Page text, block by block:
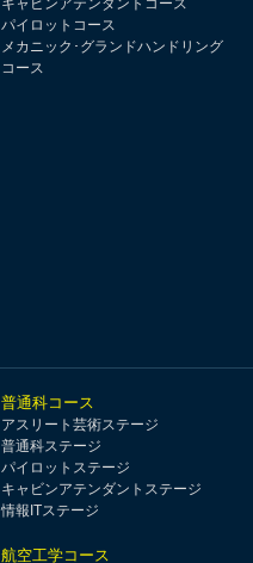
キャビンアテンダントコース
パイロットコース
メカニック･グランドハンドリング
コース
普通科コース
アスリート芸術ステージ
普通科ステージ
パイロットステージ
キャビンアテンダントステージ
情報ITステージ
航空工学コース